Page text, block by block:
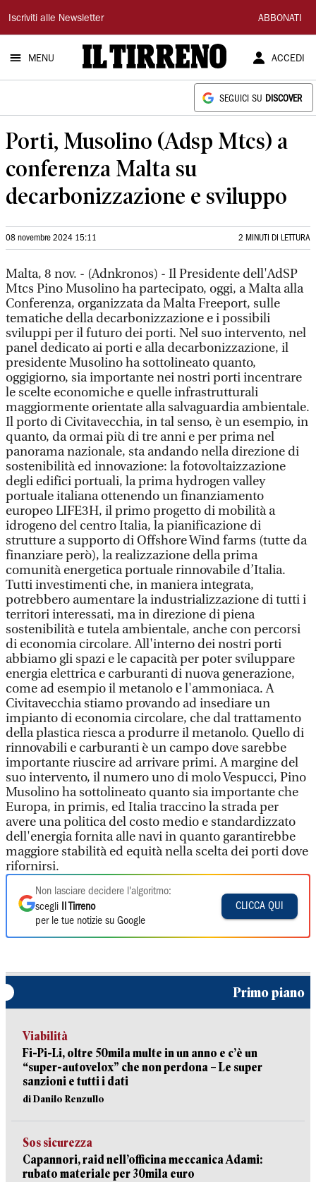
Il
Tirreno
Iscriviti alle Newsletter ABBONATI
MENU ACCEDI
SEGUICI SU DISCOVER
Porti, Musolino (Adsp Mtcs) a
conferenza Malta su
decarbonizzazione e sviluppo
08 novembre 2024 15:11 2 MINUTI DI LETTURA
Malta, 8 nov. - (Adnkronos) - Il Presidente dell'AdSP
Mtcs Pino Musolino ha partecipato, oggi, a Malta alla
Conferenza, organizzata da Malta Freeport, sulle
tematiche della decarbonizzazione e i possibili
sviluppi per il futuro dei porti. Nel suo intervento, nel
panel dedicato ai porti e alla decarbonizzazione, il
presidente Musolino ha sottolineato quanto,
oggigiorno, sia importante nei nostri porti incentrare
le scelte economiche e quelle infrastrutturali
maggiormente orientate alla salvaguardia ambientale.
Il porto di Civitavecchia, in tal senso, è un esempio, in
quanto, da ormai più di tre anni e per prima nel
panorama nazionale, sta andando nella direzione di
sostenibilità ed innovazione: la fotovoltaizzazione
degli edifici portuali, la prima hydrogen valley
portuale italiana ottenendo un finanziamento
europeo LIFE3H, il primo progetto di mobilità a
idrogeno del centro Italia, la pianificazione di
strutture a supporto di Offshore Wind farms (tutte da
finanziare però), la realizzazione della prima
comunità energetica portuale rinnovabile d’Italia.
Tutti investimenti che, in maniera integrata,
potrebbero aumentare la industrializzazione di tutti i
territori interessati, ma in direzione di piena
sostenibilità e tutela ambientale, anche con percorsi
di economia circolare. All'interno dei nostri porti
abbiamo gli spazi e le capacità per poter sviluppare
energia elettrica e carburanti di nuova generazione,
come ad esempio il metanolo e l'ammoniaca. A
Civitavecchia stiamo provando ad insediare un
impianto di economia circolare, che dal trattamento
della plastica riesca a produrre il metanolo. Quello di
rinnovabili e carburanti è un campo dove sarebbe
importante riuscire ad arrivare primi. A margine del
suo intervento, il numero uno di molo Vespucci, Pino
Musolino ha sottolineato quanto sia importante che
Europa, in primis, ed Italia traccino la strada per
avere una politica del costo medio e standardizzato
dell'energia fornita alle navi in quanto garantirebbe
maggiore stabilità ed equità nella scelta dei porti dove
rifornirsi.
Non lasciare decidere l'algoritmo:
scegli
Il Tirreno
per le tue notizie su Google
CLICCA QUI
Primo piano
Viabilità
Fi-Pi-Li, oltre 50mila multe in un anno e c’è un
“super-autovelox” che non perdona – Le super
sanzioni e tutti i dati
di Danilo Renzullo
Sos sicurezza
Capannori, raid nell’officina meccanica Adami:
rubato materiale per 30mila euro